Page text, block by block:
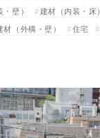
壁） 建材（内装・床）
材（外構・壁） 住宅